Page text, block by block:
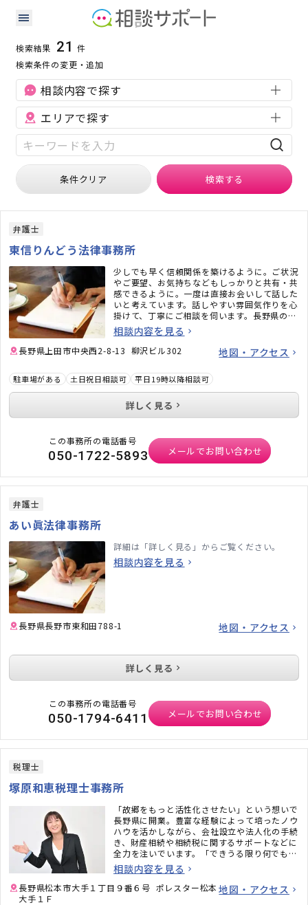
長野県の相続に強い専門家の検索結果
相続
検索結果 21 件
検索条件の変更・追加
相談内容で探す
エリアで探す
条件クリア 検索する
弁護士
東信りんどう法律事務所
少しでも早く信頼関係を築けるように。ご状況
やご要望、お気持ちなどもしっかりと共有・共
感できるように。一度は直接お会いして話した
いと考えています。話しやすい雰囲気作りを心
掛けて、丁寧にご相談を伺います。長野県の県
花「りんどう」の花言葉のように、誠実にご対
応いたしますので、ぜひお気軽にご相談くださ
い。
相談内容を見る
長野県上田市中央西2-8-13 柳沢ビル302 地図・アクセス
駐車場がある 土日祝日相談可 平日19時以降相談可
詳しく見る
この事務所の電話番号
050-1722-5893 メールでお問い合わせ
弁護士
あい眞法律事務所
詳細は「詳しく見る」からご覧ください。
相談内容を見る
長野県長野市東和田788-1 地図・アクセス
詳しく見る
この事務所の電話番号
050-1794-6411 メールでお問い合わせ
税理士
塚原和恵税理士事務所
「故郷をもっと活性化させたい」という想いで
長野県に開業。豊富な経験によって培ったノウ
ハウを活かしながら、会社設立や法人化の手続
き、財産相続や相続税に関するサポートなどに
全力を注いでいます。「できうる限り何でも相
談にのる」姿勢で邁進してゆきますので、ぜひ
一度、お気軽にご相談ください。
相談内容を見る
長野県松本市大手１丁目９番６号 ポレスター松本
大手１Ｆ
地図・アクセス